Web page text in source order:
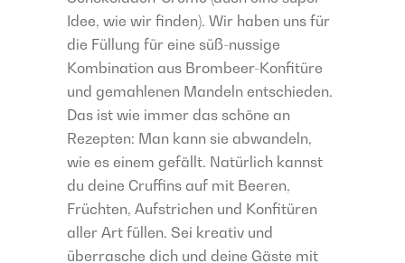
Idee, wie wir finden). Wir haben uns für
die Füllung für eine süß-nussige
Kombination aus Brombeer-Konfitüre
und gemahlenen Mandeln entschieden.
Das ist wie immer das schöne an
Rezepten: Man kann sie abwandeln,
wie es einem gefällt. Natürlich kannst
du deine Cruffins auf mit Beeren,
Früchten, Aufstrichen und Konfitüren
aller Art füllen. Sei kreativ und
überrasche dich und deine Gäste mit